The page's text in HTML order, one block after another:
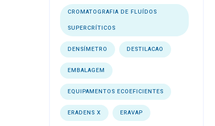
CROMATOGRAFIA DE FLUÍDOS
SUPERCRÍTICOS
DENSÍMETRO DESTILACAO
EMBALAGEM
EQUIPAMENTOS ECOEFICIENTES
ERADENS X ERAVAP